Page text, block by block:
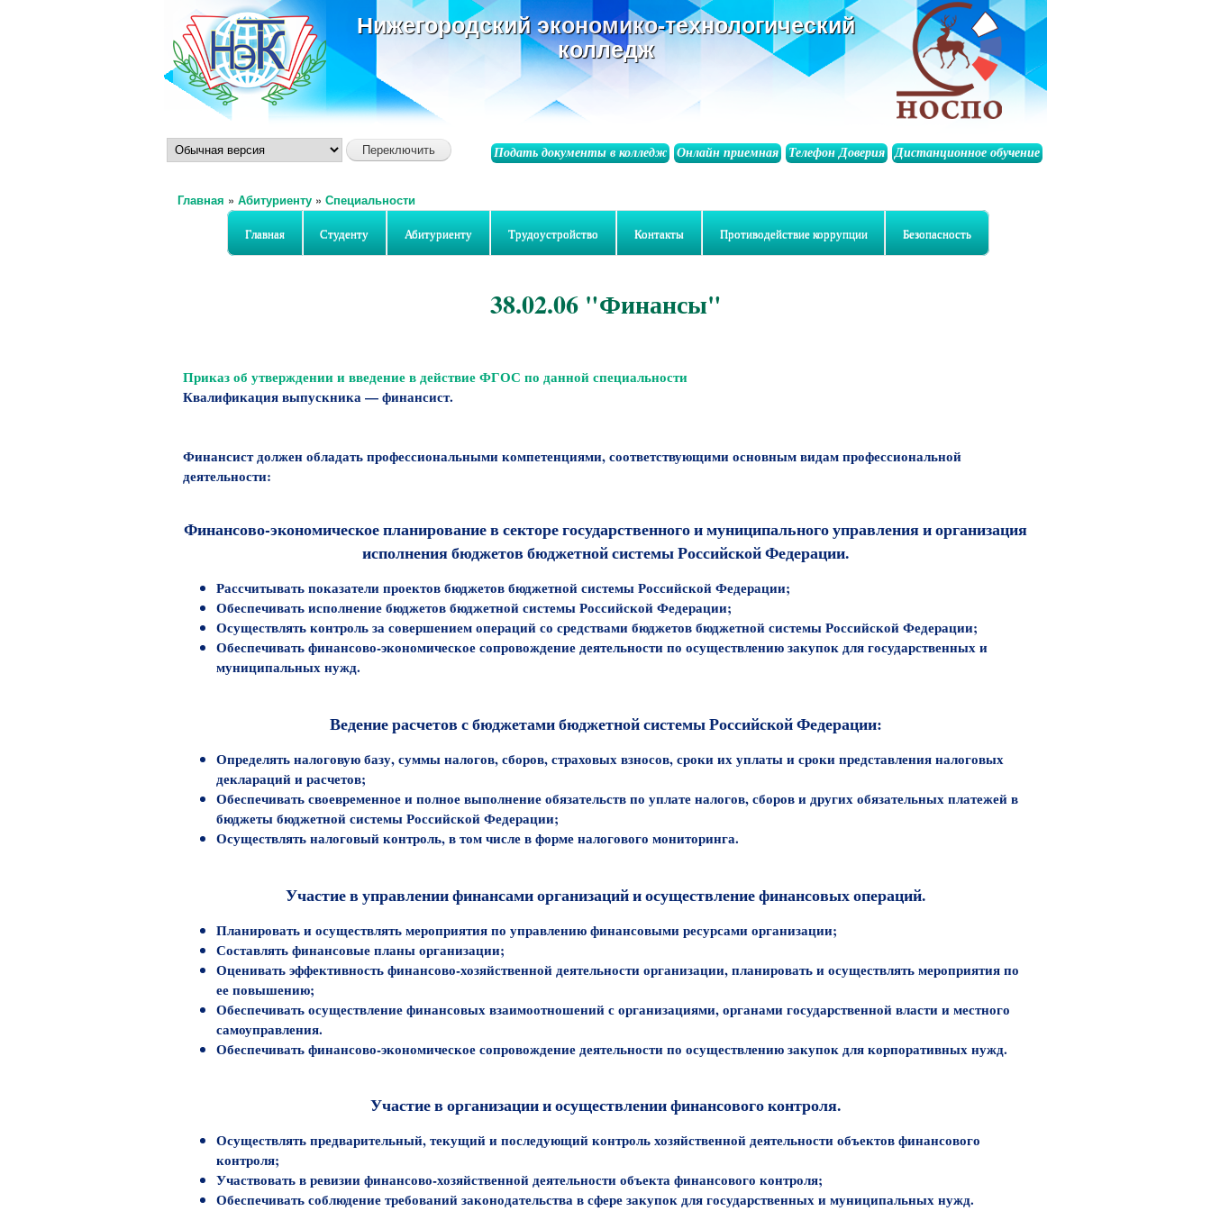
основному
содержанию
Нижегородский экономико-технологический
колледж
Дистанционное обучение
Телефон Доверия
Онлайн приемная
Подать документы в колледж
Главная » Абитуриенту » Специальности
Главная Студенту Абитуриенту Трудоустройство Контакты Противодействие коррупции Безопасность
38.02.06 "Финансы"
Приказ об утверждении и введение в действие ФГОС по данной специальности
Квалификация выпускника —финансист.
Финансист должен обладать профессиональными компетенциями, соответствующими основным видам профессиональной
деятельности:
Финансово-экономическое планирование в секторе государственного и муниципального управления и организация
исполнения бюджетов бюджетной системы Российской Федерации.
Рассчитывать показатели проектов бюджетов бюджетной системы Российской Федерации;
Обеспечивать исполнение бюджетов бюджетной системы Российской Федерации;
Осуществлять контроль за совершением операций со средствами бюджетов бюджетной системы Российской Федерации;
Обеспечивать финансово-экономическое сопровождение деятельности по осуществлению закупок для государственных и
муниципальных нужд.
Ведение расчетов с бюджетами бюджетной системы Российской Федерации:
Определять налоговую базу, суммы налогов, сборов, страховых взносов, сроки их уплаты и сроки представления налоговых
деклараций и расчетов;
Обеспечивать своевременное и полное выполнение обязательств по уплате налогов, сборов и других обязательных платежей в
бюджеты бюджетной системы Российской Федерации;
Осуществлять налоговый контроль, в том числе в форме налогового мониторинга.
Участие в управлении финансами организаций и осуществление финансовых операций.
Планировать и осуществлять мероприятия по управлению финансовыми ресурсами организации;
Составлять финансовые планы организации;
Оценивать эффективность финансово-хозяйственной деятельности организации, планировать и осуществлять мероприятия по
ее повышению;
Обеспечивать осуществление финансовых взаимоотношений с организациями, органами государственной власти и местного
самоуправления.
Обеспечивать финансово-экономическое сопровождение деятельности по осуществлению закупок для корпоративных нужд.
Участие в организации и осуществлении финансового контроля.
Осуществлять предварительный, текущий и последующий контроль хозяйственной деятельности объектов финансового
контроля;
Участвовать в ревизии финансово-хозяйственной деятельности объекта финансового контроля;
Обеспечивать соблюдение требований законодательства в сфере закупок для государственных и муниципальных нужд.